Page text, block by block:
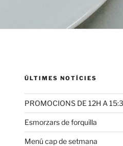
ÚLTIMES NOTÍCIES
PROMOCIONS DE 12H A
Esmorzars de forquilla
Menú cap de setmana